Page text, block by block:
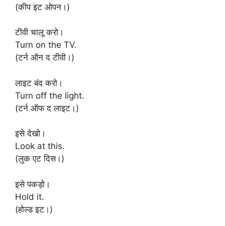
(कीप इट ओपन।)
टीवी चालू करो।
Turn on the TV.
(टर्न ऑन द टीवी।)
लाइट बंद करो।
Turn off the light.
(टर्न ऑफ द लाइट।)
इसे देखो।
Look at this.
(लुक एट दिस।)
इसे पकड़ो।
Hold it.
(होल्ड इट।)